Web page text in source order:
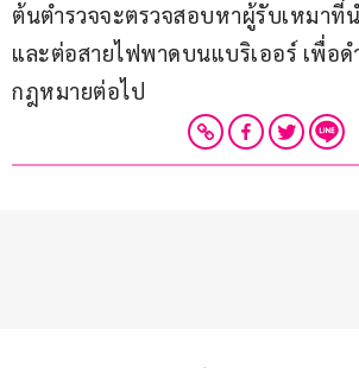
ต้นตำรวจจะตรวจสอบหาผู้รับเหมาที่
และต่อสายไฟพาดบนแบริเออร์ เพื่อด
กฎหมายต่อไป